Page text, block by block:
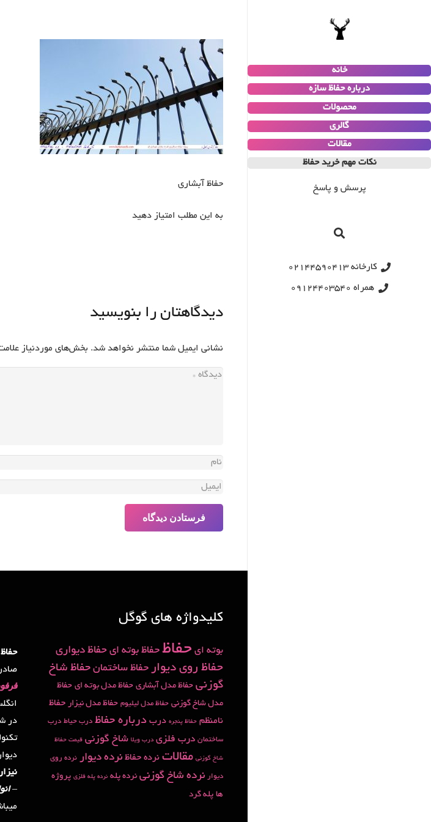
خانه
درباره حفاظ سازه
محصولات
گالری
مقالات
نکات مهم خرید حفاظ
پرسش و پاسخ
کارخانه 02144590413
همراه 09124403540
حفاظ آبشاری
به این مطلب امتیاز دهید
دیدگاهتان را بنویسید
نشانی ایمیل شما منتشر نخواهد شد. بخش‌های موردنیاز
فرستادن دیدگاه
کلیدواژه های گوگل
بوته ای حفاظ حفاظ بوته ای حفاظ دیواری
حفاظ روی دیوار حفاظ ساختمان حفاظ شاخ
گوزنی حفاظ مدل آبشاری حفاظ مدل بوته ای حفاظ
مدل شاخ گوزنی حفاظ مدل لیلیوم حفاظ مدل نیزار حفاظ
نامنظم حفاظ پنجره درب درباره حفاظ درب حیاط درب
ساختمان درب فلزی درب ویلا شاخ گوزنی قیمت حفاظ
شاخ گوزنی مقالات نرده حفاظ نرده دیوار نرده روی
دیوار نرده شاخ گوزنی نرده پله نرده پله فلزی پروژه
ها پله گرد
در
–